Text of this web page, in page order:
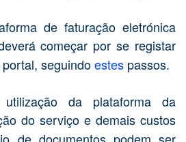
de faturação eletrónica
começar por se registar
seguindoestes passos.
da plataforma da
do serviço e demais custos